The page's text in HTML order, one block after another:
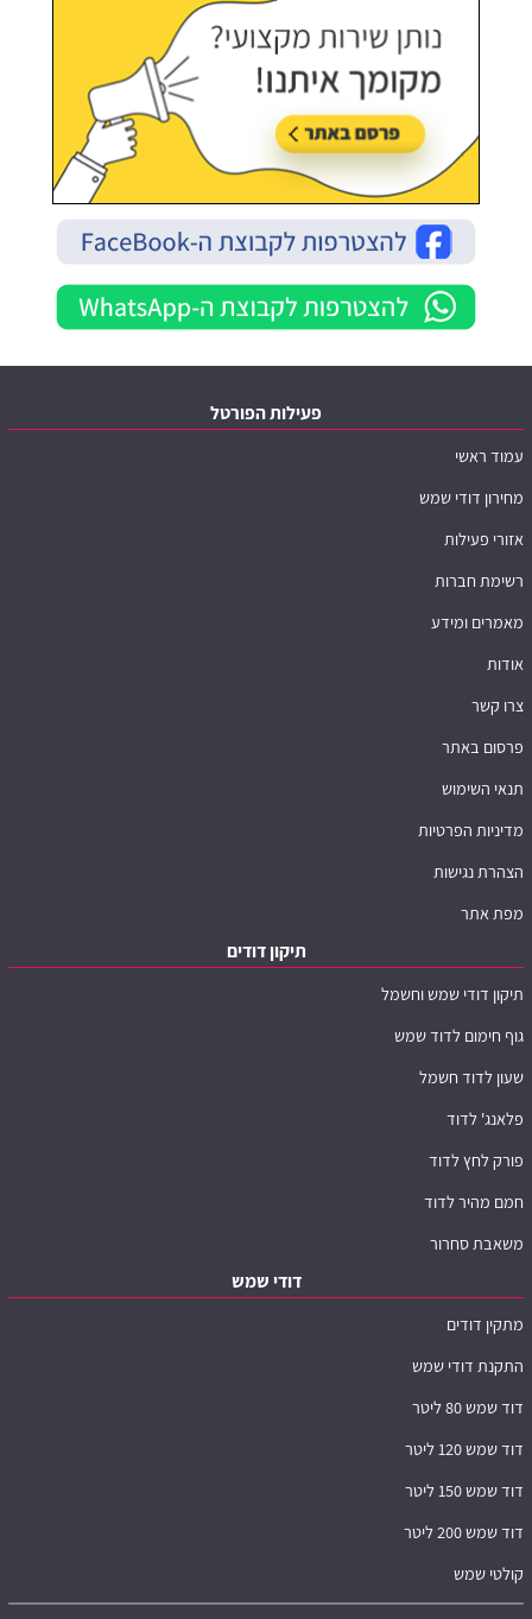
פעילות הפורטל
עמוד ראשי
מחירון דודי שמש
אזורי פעילות
רשימת חברות
מאמרים ומידע
אודות
צרו קשר
פרסום באתר
תנאי השימוש
מדיניות הפרטיות
הצהרת נגישות
מפת אתר
תיקון דודים
תיקון דודי שמש וחשמל
גוף חימום לדוד שמש
שעון לדוד חשמל
פלאנג' לדוד
פורק לחץ לדוד
חמם מהיר לדוד
משאבת סחרור
דודי שמש
מתקין דודים
התקנת דודי שמש
דוד שמש 80 ליטר
דוד שמש 120 ליטר
דוד שמש 150 ליטר
דוד שמש 200 ליטר
קולטי שמש